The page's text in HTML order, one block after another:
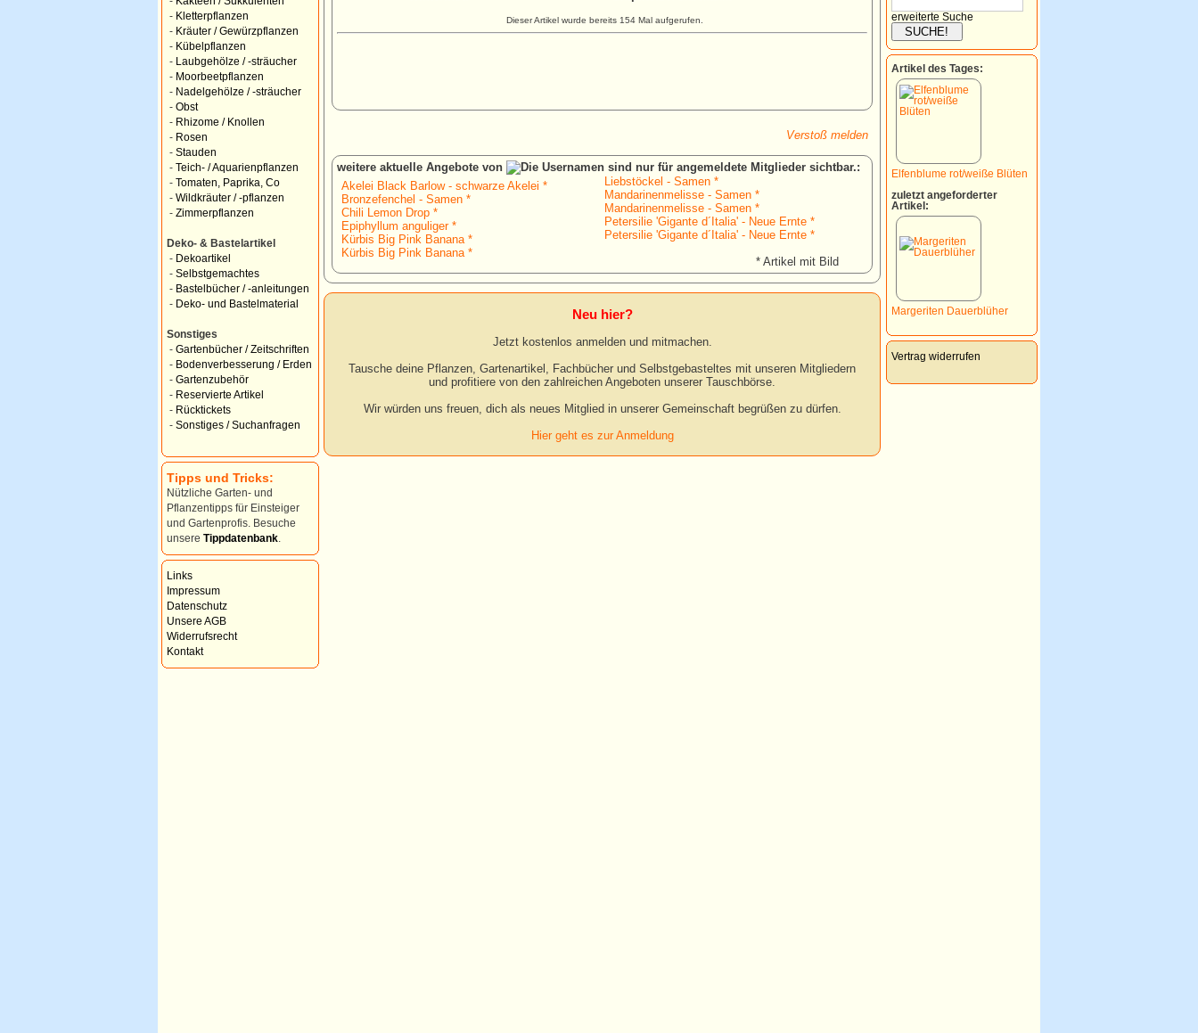
- Kletterpflanzen
- Kräuter / Gewürzpflanzen
- Kübelpflanzen
-
Laubgehölze / -sträucher
- Moorbeetpflanzen
- Nadelgehölze / -sträucher
- Obst
- Rhizome / Knollen
- Rosen
- Stauden
- Teich- / Aquarienpflanzen
- Tomaten, Paprika, Co
- Wildkräuter / -pflanzen
- Zimmerpflanzen
Deko- & Bastelartikel
- Dekoartikel
- Selbstgemachtes
- Bastelbücher / -anleitungen
- Deko- und Bastelmaterial
Sonstiges
- Gartenbücher / Zeitschriften
- Bodenverbesserung / Erden
- Gartenzubehör
- Reservierte Artikel
- Rücktickets
- Sonstiges / Suchanfragen
Tipps und Tricks:
Nützliche Garten- und
Pflanzentipps für Einsteiger
und Gartenprofis. Besuche
unsere Tippdatenbank
Links
Impressum
Datenschutz
Unsere AGB
Widerrufsrecht
Kontakt
Dieser Artikel wurde bereits 154 Mal aufgerufen.
Verstoß melden
weitere aktuelle Angebote von
:
Akelei Black Barlow - schwarze Akelei *
Bronzefenchel - Samen *
Chili Lemon Drop *
Epiphyllum anguliger *
Kürbis Big Pink Banana *
Kürbis Big Pink Banana *
Liebstöckel - Samen *
Mandarinenmelisse - Samen *
Mandarinenmelisse - Samen *
Petersilie 'Gigante d´Italia' - Neue Ernte *
Petersilie 'Gigante d´Italia' - Neue Ernte *
* Artikel mit Bild
Neu hier?
Jetzt kostenlos anmelden und mitmachen.
Tausche deine Pflanzen, Gartenartikel, Fachbücher und Selbstgebasteltes mit unseren Mitgliedern
und profitiere von den zahlreichen Angeboten unserer Tauschbörse.
Wir würden uns freuen, dich als neues Mitglied in unserer Gemeinschaft begrüßen zu dürfen.
Hier geht es zur Anmeldung
erweiterte Suche
Artikel des Tages:
Elfenblume rot/weiße Blüten
zuletzt angeforderter
Artikel:
Margeriten Dauerblüher
Vertrag widerrufen